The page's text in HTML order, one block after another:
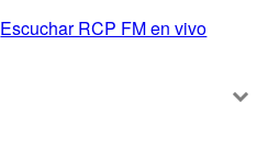
Escuchar RCP FM en vivo